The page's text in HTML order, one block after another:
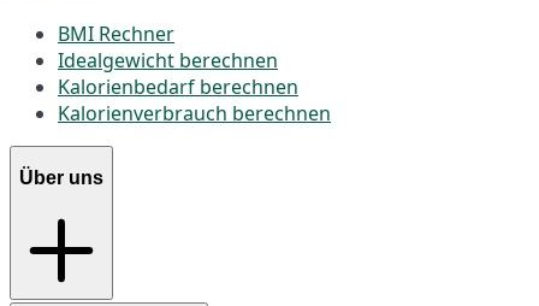
BMI Rechner
Idealgewicht berechnen
Kalorienbedarf berechnen
Kalorienverbrauch berechnen
Über uns